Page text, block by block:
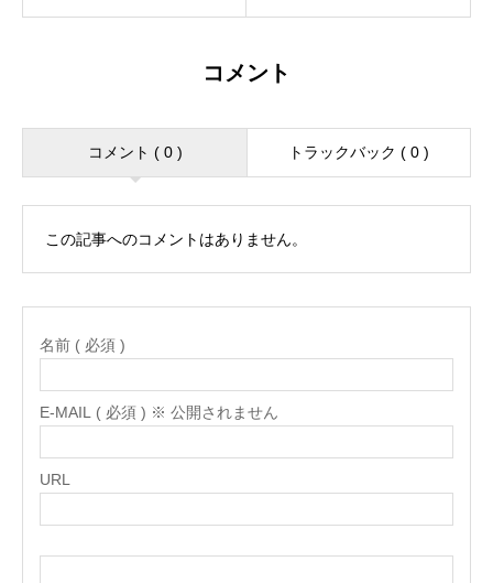
コメント
コメント ( 0 ) トラックバック ( 0 )
この記事へのコメントはありません。
名前 ( 必須 )
E-MAIL ( 必須 ) ※ 公開されません
URL